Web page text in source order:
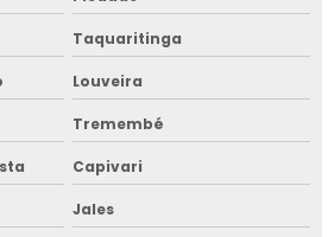
Taquaritinga
Louveira
Tremembé
Capivari
Jales